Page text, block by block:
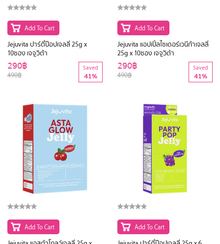
Add To Cart
Jejuvita ปาร์ตี้ป๊อปเจลลี่ 25g x
10ซอง เจจูวิต้า
490฿
290฿ Saved
41%
Add To Cart
Jejuvita แอปเปิ้ลไซเดอร์เวนีก้าเจลลี่
25g x 10ซอง เจจูวิต้า
490฿
290฿ Saved
41%
Add To Cart Add To Cart